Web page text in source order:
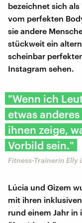
bezeichnet sich
vom perfekten
sie andere
stückweit ein
scheinbar
Instagram sehen.
"Wenn ich
etwas
ihnen zeige,
Vorbild sein."
Fitness-Trainerin Elly
Lúcia und Gizem
mit ihren
rund einem Jahr in